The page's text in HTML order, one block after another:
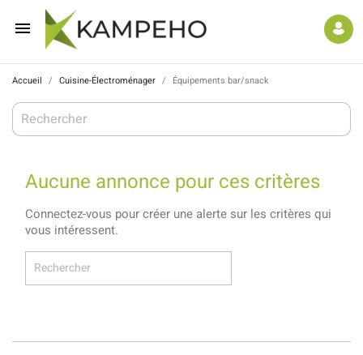

Accueil Cuisine-Électroménager Équipements bar/snack
Aucune annonce pour ces critères
Connectez-vous pour créer une alerte sur les critères qui
vous intéressent.